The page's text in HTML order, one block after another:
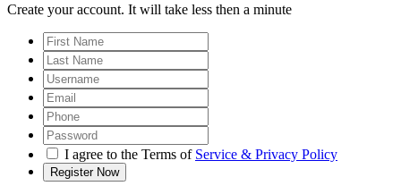
Create your account. It will take less then a minute
I agree to the Terms of Service & Privacy Policy